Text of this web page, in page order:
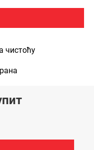
чистоћу